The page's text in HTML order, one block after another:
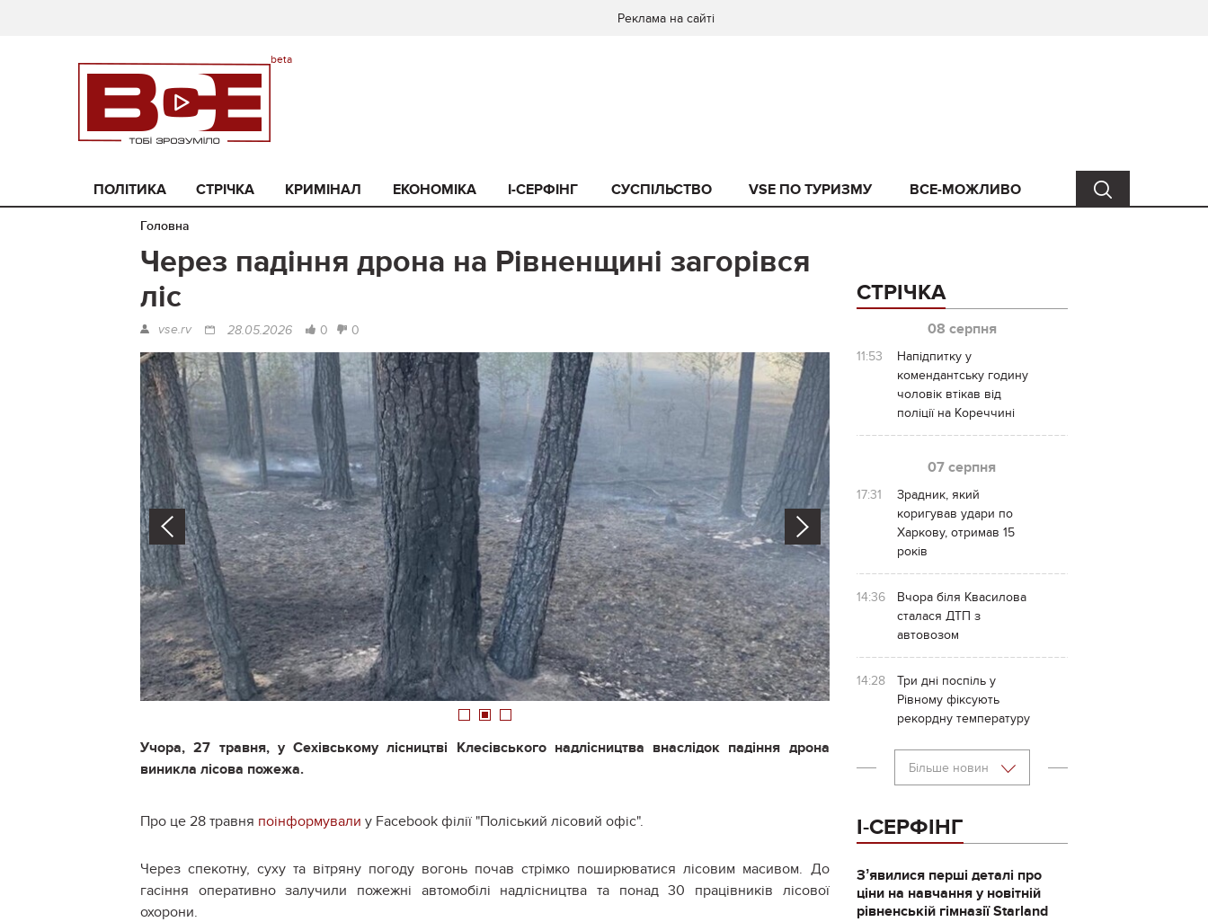
Реклама на сайті
ПОЛІТИКА СТРІЧКА КРИМІНАЛ ЕКОНОМІКА I-СЕРФІНГ СУСПІЛЬСТВО VSE ПО ТУРИЗМУ ВСЕ-МОЖЛИВО
Головна
Через падіння дрона на Рівненщині загорівся
ліс
vse.rv 28.05.2026 0 0
Prev Next
1 2 3
Учора, 27 травня, у Сехівському лісництві Клесівського надлісництва внаслідок падіння дрона
виникла лісова пожежа.
Про це 28 травня поінформували у Facebook філії "Поліський лісовий офіс".
Через спекотну, суху та вітряну погоду вогонь почав стрімко поширюватися лісовим масивом. До
гасіння оперативно залучили пожежні автомобілі надлісництва та понад 30 працівників лісової
охорони.
СТРІЧКА
08 серпня
11:53
Напідпитку у
комендантську годину
чоловік втікав від
поліції на Кореччині
07 серпня
17:31
Зрадник, який
коригував удари по
Харкову, отримав 15
років
14:36
Вчора біля Квасилова
сталася ДТП з
автовозом
14:28
Три дні поспіль у
Рівному фіксують
рекордну температуру
Більше новин
І-СЕРФІНГ
Зʼявилися перші деталі про
ціни на навчання у новітній
рівненській гімназії Starland